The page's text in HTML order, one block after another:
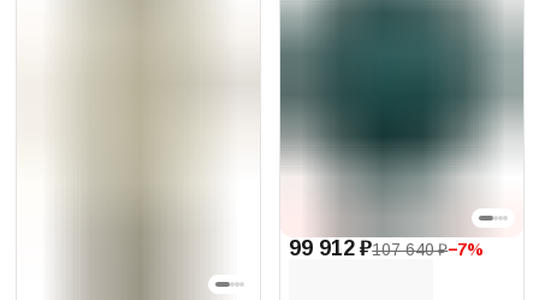
99 912 ₽107 640 ₽−7%